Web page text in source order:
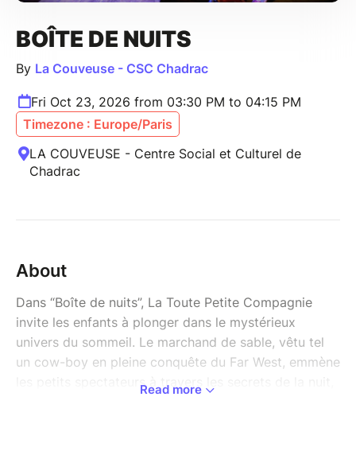
BOÎTE DE NUITS
By La Couveuse - CSC Chadrac
Fri Oct 23, 2026 from 03:30 PM to 04:15 PM
Timezone : Europe/Paris
LA COUVEUSE - Centre Social et Culturel de
Chadrac
About
Dans “Boîte de nuits”, La Toute Petite Compagnie
invite les enfants à plonger dans le mystérieux
univers du sommeil. Le marchand de sable, vêtu tel
un cow-boy en pleine conquête du Far West, emmène
les petits spectateurs à travers les secrets de la nuit,
Read more